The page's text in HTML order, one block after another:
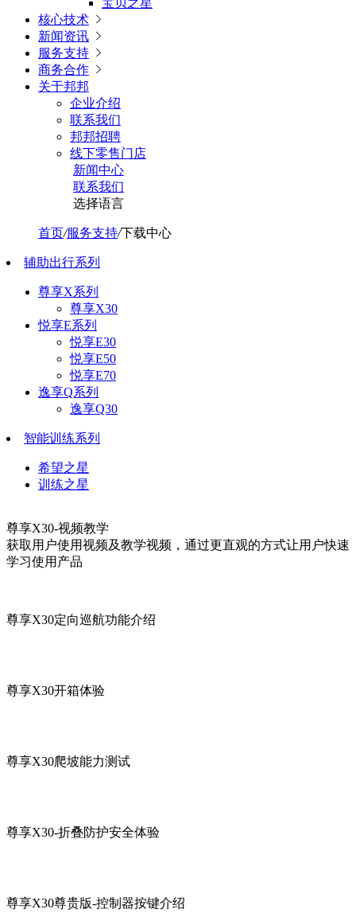
宝贝之星
核心技术 
新闻资讯 
服务支持 
商务合作 
关于邦邦
企业介绍
联系我们
邦邦招聘
线下零售门店
新闻中心
联系我们
选择语言
首页/服务支持/下载中心
辅助出行系列
尊享X系列
尊享X30
悦享E系列
悦享E30
悦享E50
悦享E70
逸享Q系列
逸享Q30
智能训练系列
希望之星
训练之星
尊享X30-视频教学
获取用户使用视频及教学视频，通过更直观的方式让用户快速
学习使用产品
尊享X30定向巡航功能介绍
尊享X30开箱体验
尊享X30爬坡能力测试
尊享X30-折叠防护安全体验
尊享X30尊贵版-控制器按键介绍